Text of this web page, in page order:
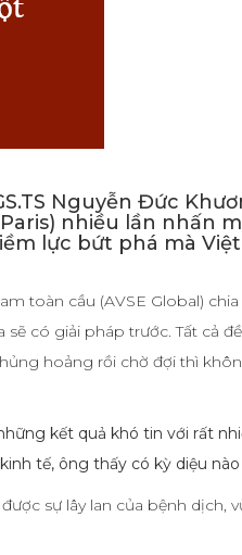
Nguyễn Đức
nhiều lần nhấn
lực bứt phá mà
toàn cầu (AVSE Global) chia
có giải pháp trước. Tất cả
hoảng rồi chờ đợi thì
kết quả khó tin với rất
tế, ông thấy có kỳ diệu
sự lây lan của bệnh dịch,